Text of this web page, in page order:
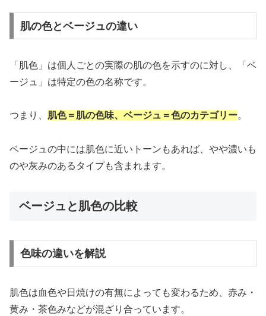
肌の色とベージュの違い
「肌色」は個人ごとの実際の肌の色を示すのに対し、「ベ
ージュ」は特定の色の名称です。
つまり、 肌色＝肌の色味、ベージュ＝色のカテゴリー。
ベージュの中には肌色に近いトーンもあれば、やや濃いも
のや灰みのあるタイプも含まれます。
ベージュと肌色の比較
色味の違いを解説
肌色は血色や日焼けの有無によっても変わるため、赤み・
黄み・茶色みなどが混ざり合っています。